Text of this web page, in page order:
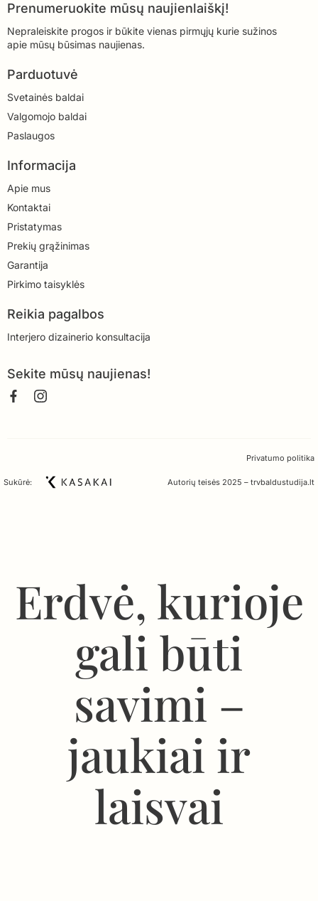
Prenumeruokite mūsų naujienlaiškį!
Nepraleiskite progos ir būkite vienas pirmųjų kurie sužinos
apie mūsų būsimas naujienas.
Parduotuvė
Svetainės baldai
Valgomojo baldai
Paslaugos
Informacija
Apie mus
Kontaktai
Pristatymas
Prekių grąžinimas
Garantija
Pirkimo taisyklės
Reikia pagalbos
Interjero dizainerio konsultacija
Sekite mūsų naujienas!
Privatumo politika
Sukūrė: Autorių teisės 2025 – trvbaldustudija.lt
Erdvė, kurioje
gali būti
savimi –
jaukiai ir
laisvai